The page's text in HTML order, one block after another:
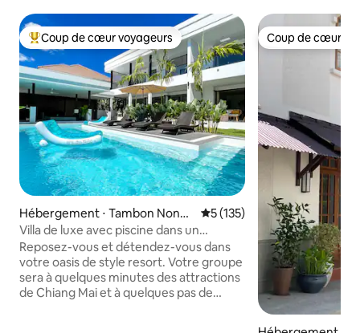
Coups de cœur voyageurs les plus appréciés
Coup de cœur voyageurs
Hébergement ⋅ Tambon Nong
Chom
Évaluation moyenne sur la
5 (135)
Villa de luxe avec piscine dans un
quartier charmant
Reposez-vous et détendez-vous dans
votre oasis de style resort. Votre groupe
sera à quelques minutes des attractions
de Chiang Mai et à quelques pas de
Coup de cœur
Coup de cœur